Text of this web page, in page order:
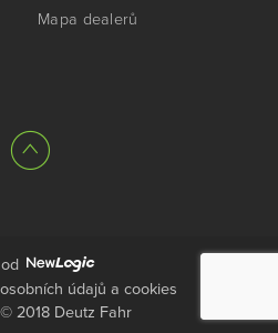
Mapa dealerů
údajů a cookies
2018 Deutz Fahr